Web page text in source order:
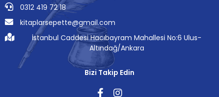
0312 419 72 18
kitaplarsepette@gmail.com
İstanbul Caddesi Hacıbayram Mahallesi No:6 Ulus-
Altındağ/Ankara
Bizi Takip Edin